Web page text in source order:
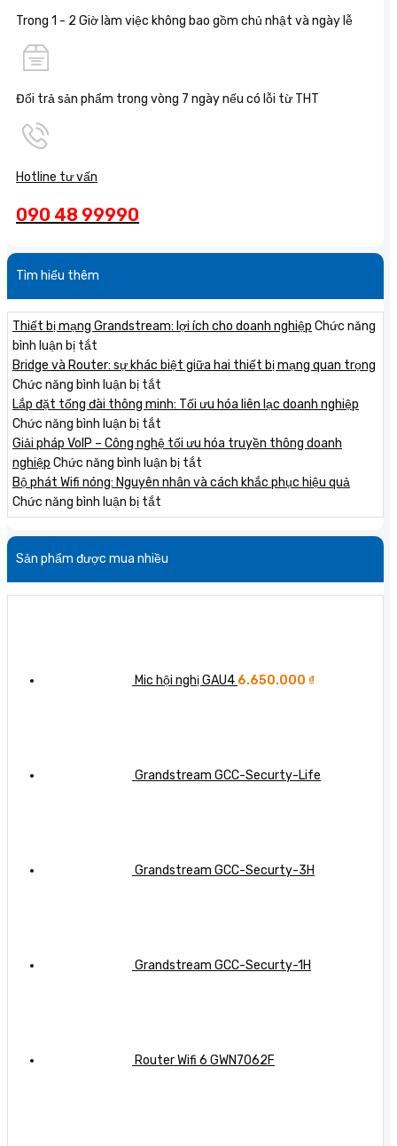
Trong 1 - 2 Giờ làm việc không bao gồm chủ nhật và ngày lễ
Đổi trả sản phẩm trong vòng 7 ngày nếu có lỗi từ THT
Hotline tư vấn
090 48 99990
Tìm hiểu thêm
Thiết bị mạng Grandstream: lợi ích cho doanh nghiệp Chức năng
bình luận bị tắt
Thiết
bị
mạng
Grandstream:
lợi
ích
cho
doanh
nghiệp
Bridge và Router: sự khác biệt giữa hai thiết bị mạng quan trọng
Chức năng bình luận bị tắt
Bridge
Router:
sự
khác
giữa
hai
thiết
bị
mạng
Lắp đặt tổng đài thông minh: Tối ưu hóa liên lạc doanh nghiệp
Chức năng bình luận bị tắt
Lắp
đặt
tổng
thông
minh:
Tối
ưu
hóa
nghiệp
Giải pháp VoIP – Công nghệ tối ưu hóa truyền thông doanh
nghiệp Chức năng bình luận bị tắt
Giải
VoIP
–
nghệ
tối
thông
Bộ phát Wifi nóng: Nguyên nhân và cách khắc phục hiệu quả
Chức năng bình luận bị tắt
Bộ
phát
Wifi
nóng:
Nguyên
khắc
Sản phẩm được mua nhiều
Mic hội nghị GAU4 6.650.000 ₫
Grandstream GCC-Securty-Life
Grandstream GCC-Securty-3H
Grandstream GCC-Securty-1H
Router Wifi 6 GWN7062F